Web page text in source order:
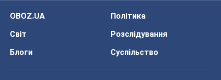
OBOZ.UA
Політика
Світ
Розслідування
Блоги
Суспільство